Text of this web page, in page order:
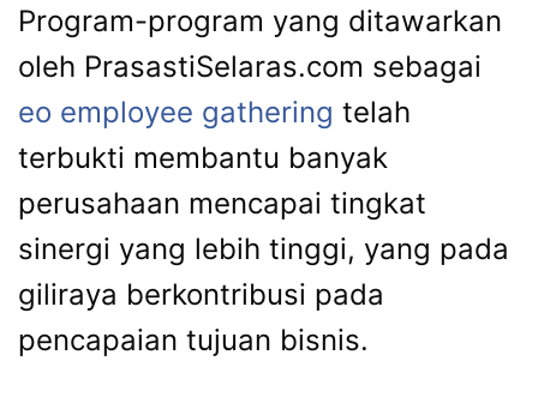
Program-program yang ditawarkan
oleh PrasastiSelaras.com sebagai
eo employee gathering telah
terbukti membantu banyak
perusahaan mencapai tingkat
sinergi yang lebih tinggi, yang pada
giliraya berkontribusi pada
pencapaian tujuan bisnis.